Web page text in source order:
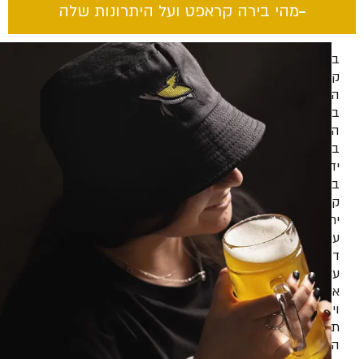
מהי בירה קראפט ועל היתרונות שלה​
בירה
קראפט
היא
בירה
המיוצרת
בעבודת
יד
בכמויות
קטנות
יחסית,
עם
דגש
על
איכות
וייחודיות.
תהליך
הייצור